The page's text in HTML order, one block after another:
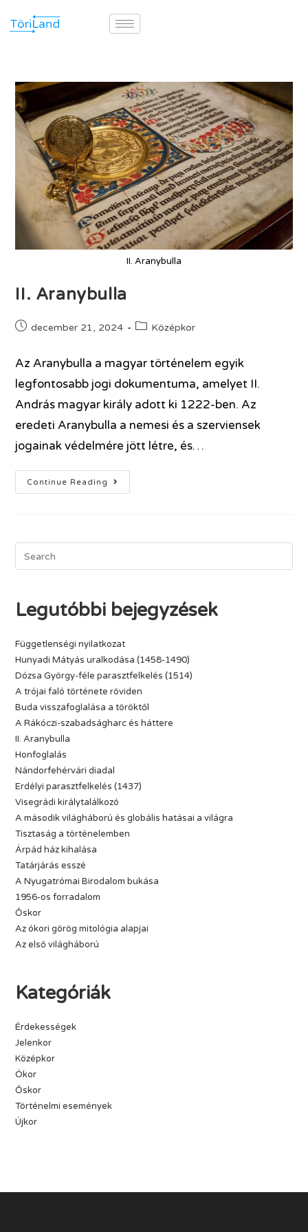
II. Aranybulla
II. Aranybulla
december 21, 2024 Középkor
Az Aranybulla a magyar történelem egyik
legfontosabb jogi dokumentuma, amelyet II.
András magyar király adott ki 1222-ben. Az
eredeti Aranybulla a nemesi és a szerviensek
jogainak védelmére jött létre, és…
Continue Reading
Legutóbbi bejegyzések
Függetlenségi nyilatkozat
Hunyadi Mátyás uralkodása (1458-1490)
Dózsa György-féle parasztfelkelés (1514)
A trójai faló története röviden
Buda visszafoglalása a töröktől
A Rákóczi-szabadságharc és háttere
II. Aranybulla
Honfoglalás
Nándorfehérvári diadal
Erdélyi parasztfelkelés (1437)
Visegrádi királytalálkozó
A második világháború és globális hatásai a világra
Tisztaság a történelemben
Árpád ház kihalása
Tatárjárás esszé
A Nyugatrómai Birodalom bukása
1956-os forradalom
Őskor
Az ókori görög mitológia alapjai
Az első világháború
Kategóriák
Érdekességek
Jelenkor
Középkor
Ókor
Őskor
Történelmi események
Újkor